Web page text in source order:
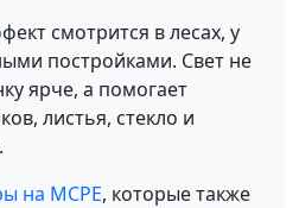
смотрится в лесах, у
постройками. Свет не
ярче, а помогает
листья, стекло и
на MCPE, которые также